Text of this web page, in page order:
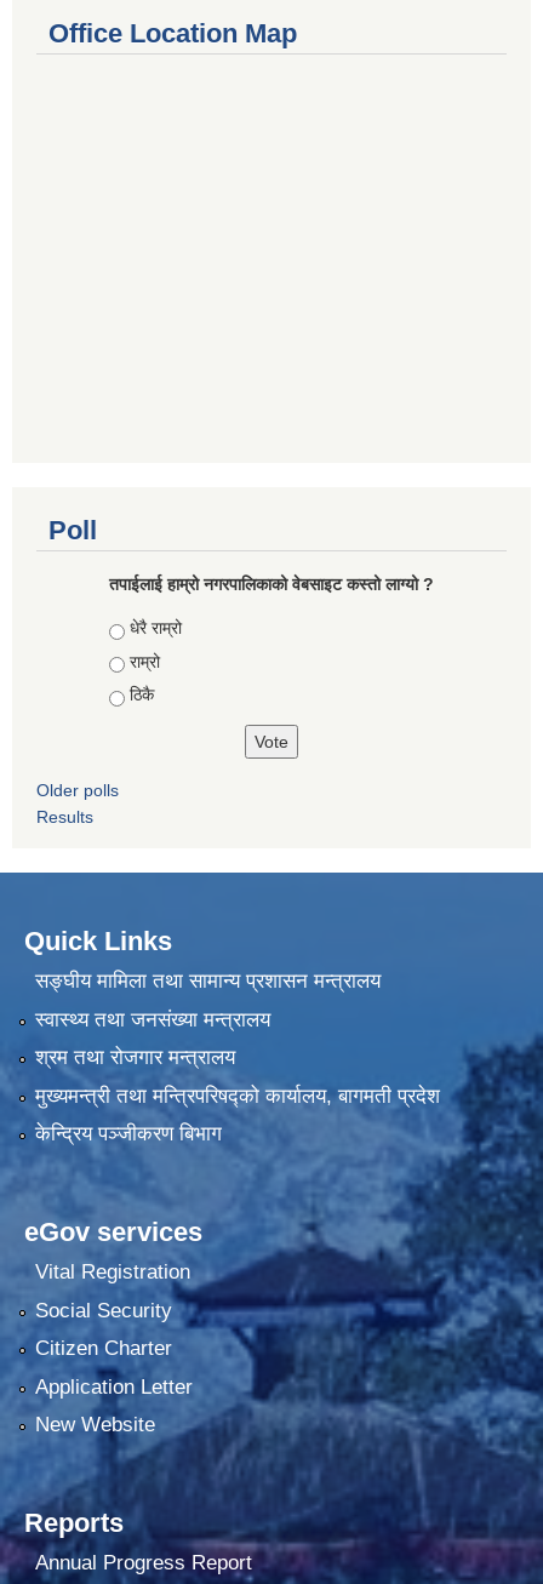
Office Location Map
Poll
तपाईलाई हाम्रो नगरपालिकाको वेबसाइट कस्तो लाग्यो ?
Choices
धेरै राम्रो
राम्रो
ठिकै
Older polls
Results
Quick Links
सङ्घीय मामिला तथा सामान्य प्रशासन मन्त्रालय
स्वास्थ्य तथा जनसंख्या मन्त्रालय
श्रम तथा रोजगार मन्त्रालय
मुख्यमन्त्री तथा मन्त्रिपरिषद्को कार्यालय, बागमती प्रदेश
केन्द्रिय पञ्जीकरण बिभाग
eGov services
Vital Registration
Social Security
Citizen Charter
Application Letter
New Website
Reports
Annual Progress Report